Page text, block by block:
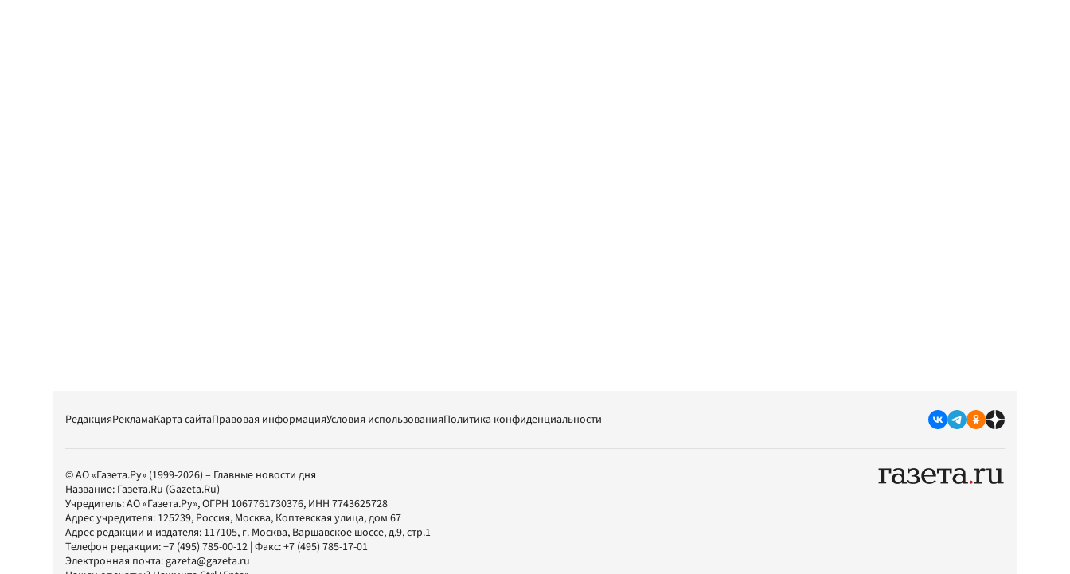
РедакцияРекламаКарта сайтаПравовая информацияУсловия использованияПолитика конфиденциальности
© АО «Газета.Ру» (1999-2026) – Главные новости дня
Название: Газета.Ru (Gazeta.Ru)
Учредитель:АО «Газета.Ру», ОГРН 1067761730376, ИНН 7743625728
Адрес учредителя: 125239, Россия, Москва, Коптевская улица, дом 67
Адрес редакции и издателя: 117105, г. Москва, Варшавское шоссе, д.9, стр.1
Телефон редакции:+7 (495) 785-00-12 | Факс:+7 (495) 785-17-01
Электронная почта:gazeta@gazeta.ru